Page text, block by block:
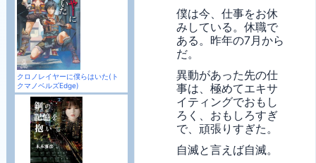
クロノレイヤーに僕らはいた(ト
クマノベルズEdge)
僕は今、仕事をお休
みしている。休職で
ある。昨年の7月から
だ。
異動があった先の仕
事は、極めてエキサ
イティングでおもし
ろく、おもしろすぎ
で、頑張りすぎた。
自滅と言えば自滅。